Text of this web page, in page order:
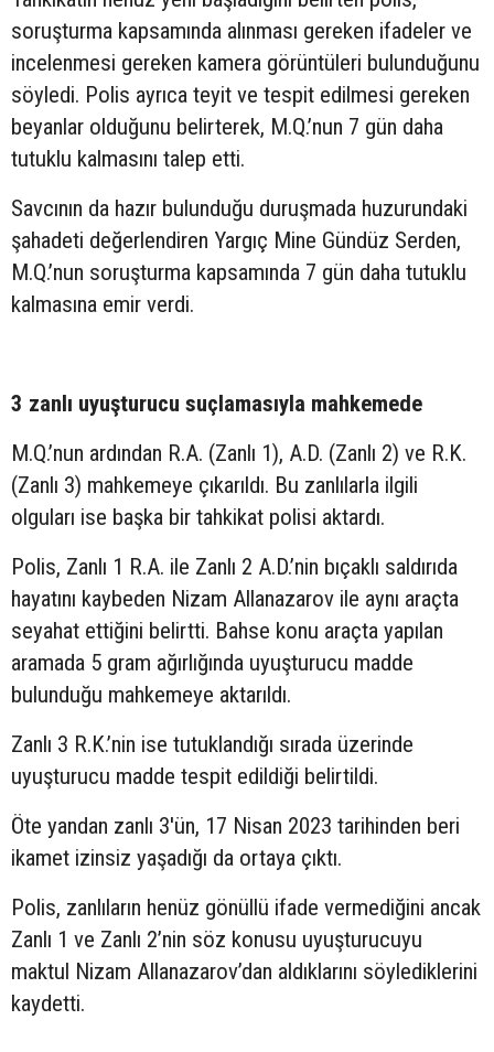
soruşturma kapsamında alınması gereken ifadeler ve
incelenmesi gereken kamera görüntüleri bulunduğunu
söyledi. Polis ayrıca teyit ve tespit edilmesi gereken
beyanlar olduğunu belirterek, M.Q.’nun 7 gün daha
tutuklu kalmasını talep etti.
Savcının da hazır bulunduğu duruşmada huzurundaki
şahadeti değerlendiren Yargıç Mine Gündüz Serden,
M.Q.’nun soruşturma kapsamında 7 gün daha tutuklu
kalmasına emir verdi.
3 zanlı uyuşturucu suçlamasıyla mahkemede
M.Q.’nun ardından R.A. (Zanlı 1), A.D. (Zanlı 2) ve R.K.
(Zanlı 3) mahkemeye çıkarıldı. Bu zanlılarla ilgili
olguları ise başka bir tahkikat polisi aktardı.
Polis, Zanlı 1 R.A. ile Zanlı 2 A.D.’nin bıçaklı saldırıda
hayatını kaybeden Nizam Allanazarov ile aynı araçta
seyahat ettiğini belirtti. Bahse konu araçta yapılan
aramada 5 gram ağırlığında uyuşturucu madde
bulunduğu mahkemeye aktarıldı.
Zanlı 3 R.K.’nin ise tutuklandığı sırada üzerinde
uyuşturucu madde tespit edildiği belirtildi.
Öte yandan zanlı 3'ün, 17 Nisan 2023 tarihinden beri
ikamet izinsiz yaşadığı da ortaya çıktı.
Polis, zanlıların henüz gönüllü ifade vermediğini ancak
Zanlı 1 ve Zanlı 2’nin söz konusu uyuşturucuyu
maktul Nizam Allanazarov’dan aldıklarını söylediklerini
kaydetti.